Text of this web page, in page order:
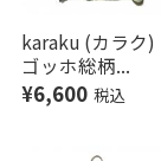
karaku (カラク)
ゴッホ総柄...
¥6,600 税込